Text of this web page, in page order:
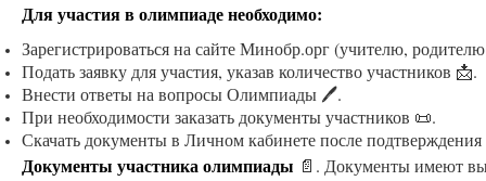
Для участия в олимпиаде необходимо:
Зарегистрироваться на сайте Минобр.орг (учителю,
Подать заявку для участия, указав количество участников 📩.
Внести ответы на вопросы Олимпиады 🖊.
При необходимости заказать документы участников 📜.
Скачать документы в Личном кабинете после
Документы участника олимпиады 📄. Документы имеют